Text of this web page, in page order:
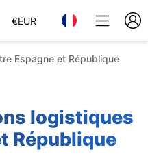
€EUR
Espagne et République
logistiques
République